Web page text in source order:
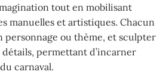
tout en mobilisant
manuelles et artistiques. Chacun
personnage ou thème, et sculpter
permettant d’incarner
carnaval.